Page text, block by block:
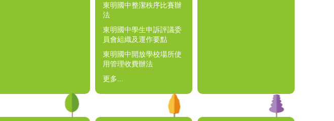
東明國中整潔秩序比賽辦
法
東明國中學生申訴評議委
員會組織及運作要點
東明國中開放學校場所使
用管理收費辦法
更多...